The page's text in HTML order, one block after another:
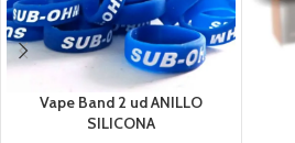
Vape Band 2 ud ANILLO
SILICONA